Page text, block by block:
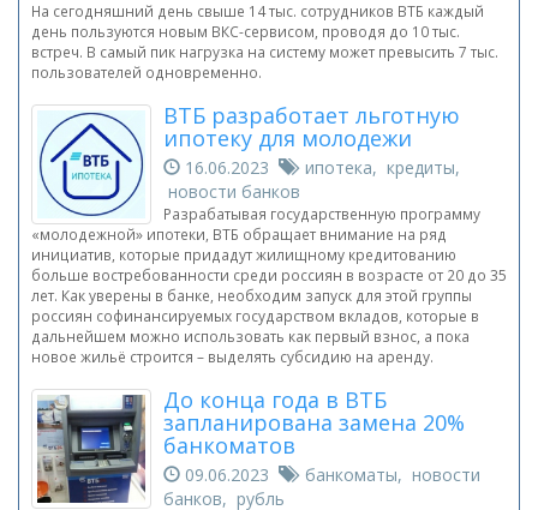
На сегодняшний день свыше 14 тыс. сотрудников ВТБ каждый
день пользуются новым ВКС-сервисом, проводя до 10 тыс.
встреч. В самый пик нагрузка на систему может превысить 7 тыс.
пользователей одновременно.
ВТБ разработает льготную
ипотеку для молодежи
16.06.2023
ипотека, кредиты,
новости банков
Разрабатывая государственную программу
«молодежной» ипотеки, ВТБ обращает внимание на ряд
инициатив, которые придадут жилищному кредитованию
больше востребованности среди россиян в возрасте от 20 до 35
лет. Как уверены в банке, необходим запуск для этой группы
россиян софинансируемых государством вкладов, которые в
дальнейшем можно использовать как первый взнос, а пока
новое жильё строится – выделять субсидию на аренду.
До конца года в ВТБ
запланирована замена 20%
банкоматов
09.06.2023
банкоматы, новости
банков, рубль